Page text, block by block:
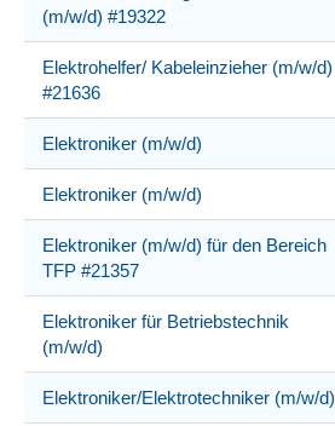
(m/w/d) #19322
Elektrohelfer/ Kabeleinzieher (m/w/d)
#21636
Elektroniker (m/w/d)
Elektroniker (m/w/d)
Elektroniker (m/w/d) für den Bereich
TFP #21357
Elektroniker für Betriebstechnik
(m/w/d)
Elektroniker/Elektrotechniker (m/w/d)